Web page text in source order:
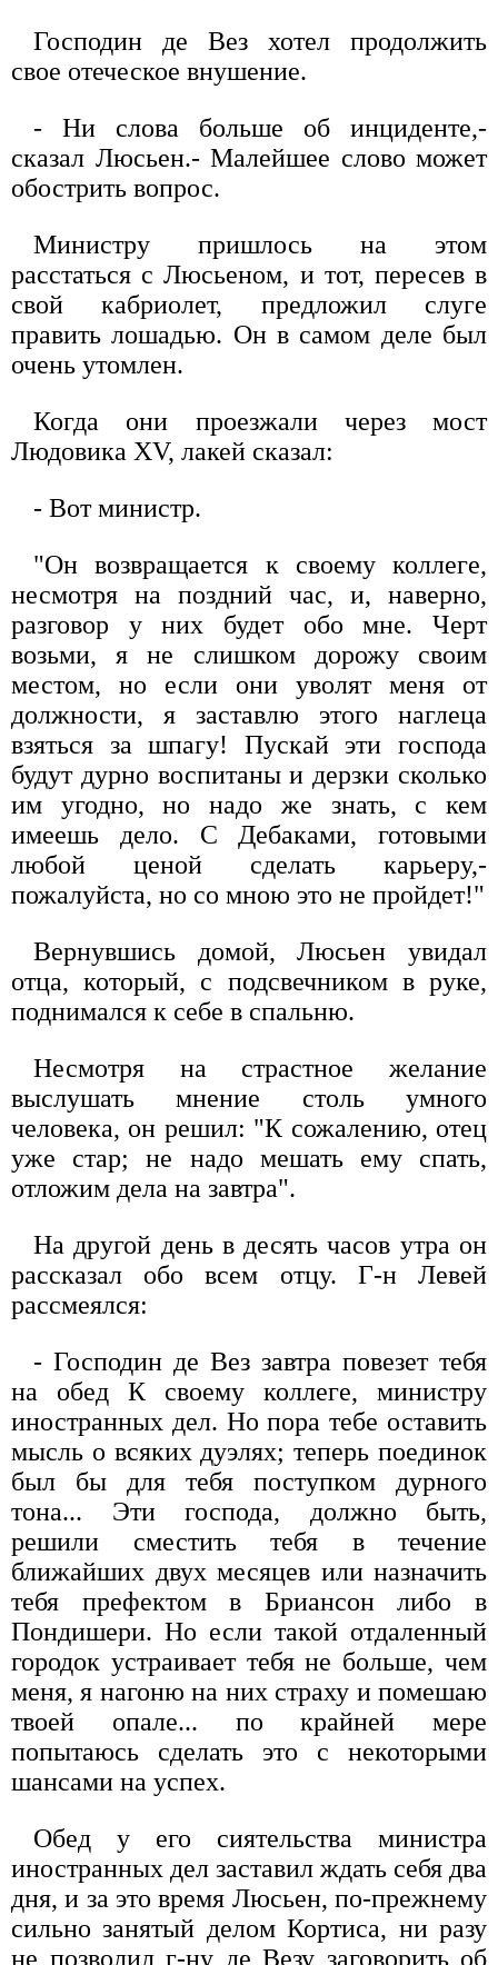
Господин де Вез хотел продолжить
свое отеческое внушение.
- Ни слова больше об инциденте,-
сказал Люсьен.- Малейшее слово может
обострить вопрос.
Министру пришлось на этом
расстаться с Люсьеном, и тот, пересев в
свой кабриолет, предложил слуге
править лошадью. Он в самом деле был
очень утомлен.
Когда они проезжали через мост
Людовика XV, лакей сказал:
- Вот министр.
"Он возвращается к своему коллеге,
несмотря на поздний час, и, наверно,
разговор у них будет обо мне. Черт
возьми, я не слишком дорожу своим
местом, но если они уволят меня от
должности, я заставлю этого наглеца
взяться за шпагу! Пускай эти господа
будут дурно воспитаны и дерзки сколько
им угодно, но надо же знать, с кем
имеешь дело. С Дебаками, готовыми
любой ценой сделать карьеру,-
пожалуйста, но со мною это не пройдет!"
Вернувшись домой, Люсьен увидал
отца, который, с подсвечником в руке,
поднимался к себе в спальню.
Несмотря на страстное желание
выслушать мнение столь умного
человека, он решил: "К сожалению, отец
уже стар; не надо мешать ему спать,
отложим дела на завтра".
На другой день в десять часов утра он
рассказал обо всем отцу. Г-н Левей
рассмеялся:
- Господин де Вез завтра повезет тебя
на обед К своему коллеге, министру
иностранных дел. Но пора тебе оставить
мысль о всяких дуэлях; теперь поединок
был бы для тебя поступком дурного
тона... Эти господа, должно быть,
решили сместить тебя в течение
ближайших двух месяцев или назначить
тебя префектом в Бриансон либо в
Пондишери. Но если такой отдаленный
городок устраивает тебя не больше, чем
меня, я нагоню на них страху и помешаю
твоей опале... по крайней мере
попытаюсь сделать это с некоторыми
шансами на успех.
Обед у его сиятельства министра
иностранных дел заставил ждать себя два
дня, и за это время Люсьен, по-прежнему
сильно занятый делом Кортиса, ни разу
не позволил г-ну де Везу заговорить об